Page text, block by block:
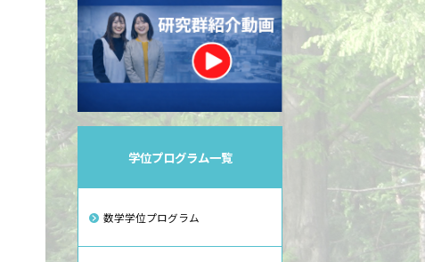
学位プログラム一覧
数学学位プログラム